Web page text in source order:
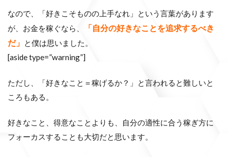
なので、「好きこそものの上手なれ」という言葉があります
が、お金を稼ぐなら、
「自分の好きなことを追求するべき
だ」 と僕は思いました。
[aside type=”warning”]
ただし、「好きなこと＝稼げるか？」と言われると難しいと
ころもある。
好きなこと、得意なことよりも、自分の適性に合う稼ぎ方に
フォーカスすることも大切だと思います。